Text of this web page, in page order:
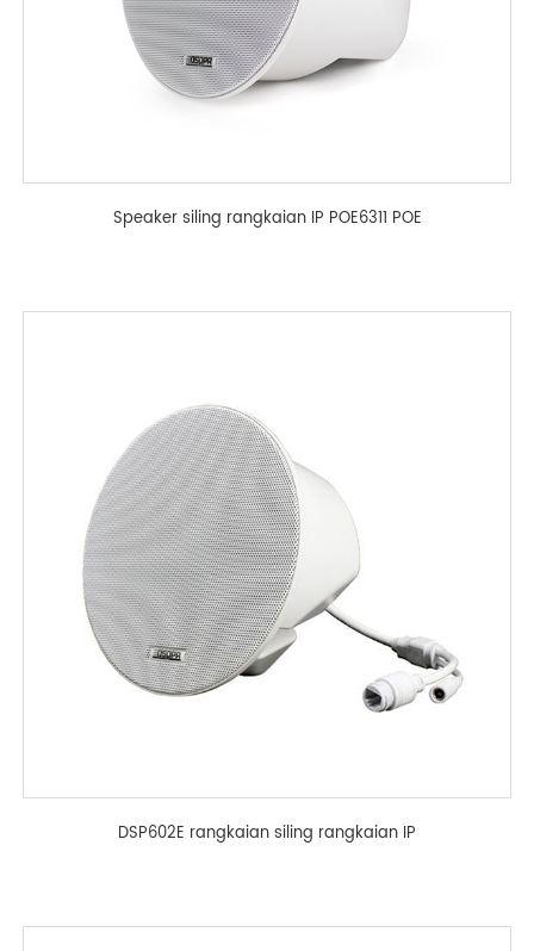
Speaker siling rangkaian IP POE6311 POE
DSP602E rangkaian siling rangkaian IP